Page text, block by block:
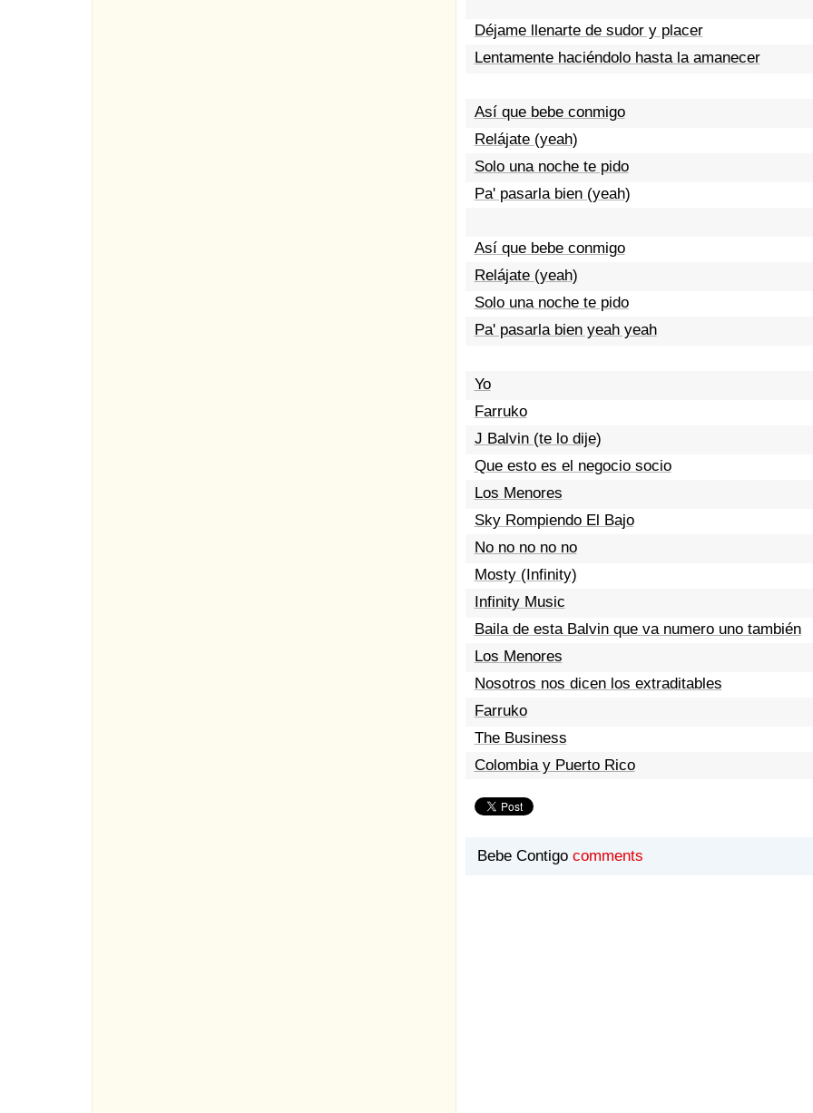
Déjame llenarte de sudor y placer
Lentamente haciéndolo hasta la amanecer
Así que bebe conmigo
Relájate (yeah)
Solo una noche te pido
Pa' pasarla bien (yeah)
Así que bebe conmigo
Relájate (yeah)
Solo una noche te pido
Pa' pasarla bien yeah yeah
Yo
Farruko
J Balvin (te lo dije)
Que esto es el negocio socio
Los Menores
Sky Rompiendo El Bajo
No no no no no
Mosty (Infinity)
Infinity Music
Baila de esta Balvin que va numero uno también
Los Menores
Nosotros nos dicen los extraditables
Farruko
The Business
Colombia y Puerto Rico
Bebe Contigo comments